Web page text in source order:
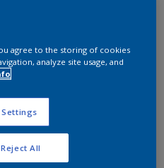
de peinture
Calculer
agree to the storing of cookies
analyze site usage, and
Settings
Reject All